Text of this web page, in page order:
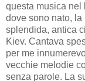
questa musica nel
dove sono nato, la
splendida, antica
Kiev. Cantava
per me
vecchie melodie
senza parole. La